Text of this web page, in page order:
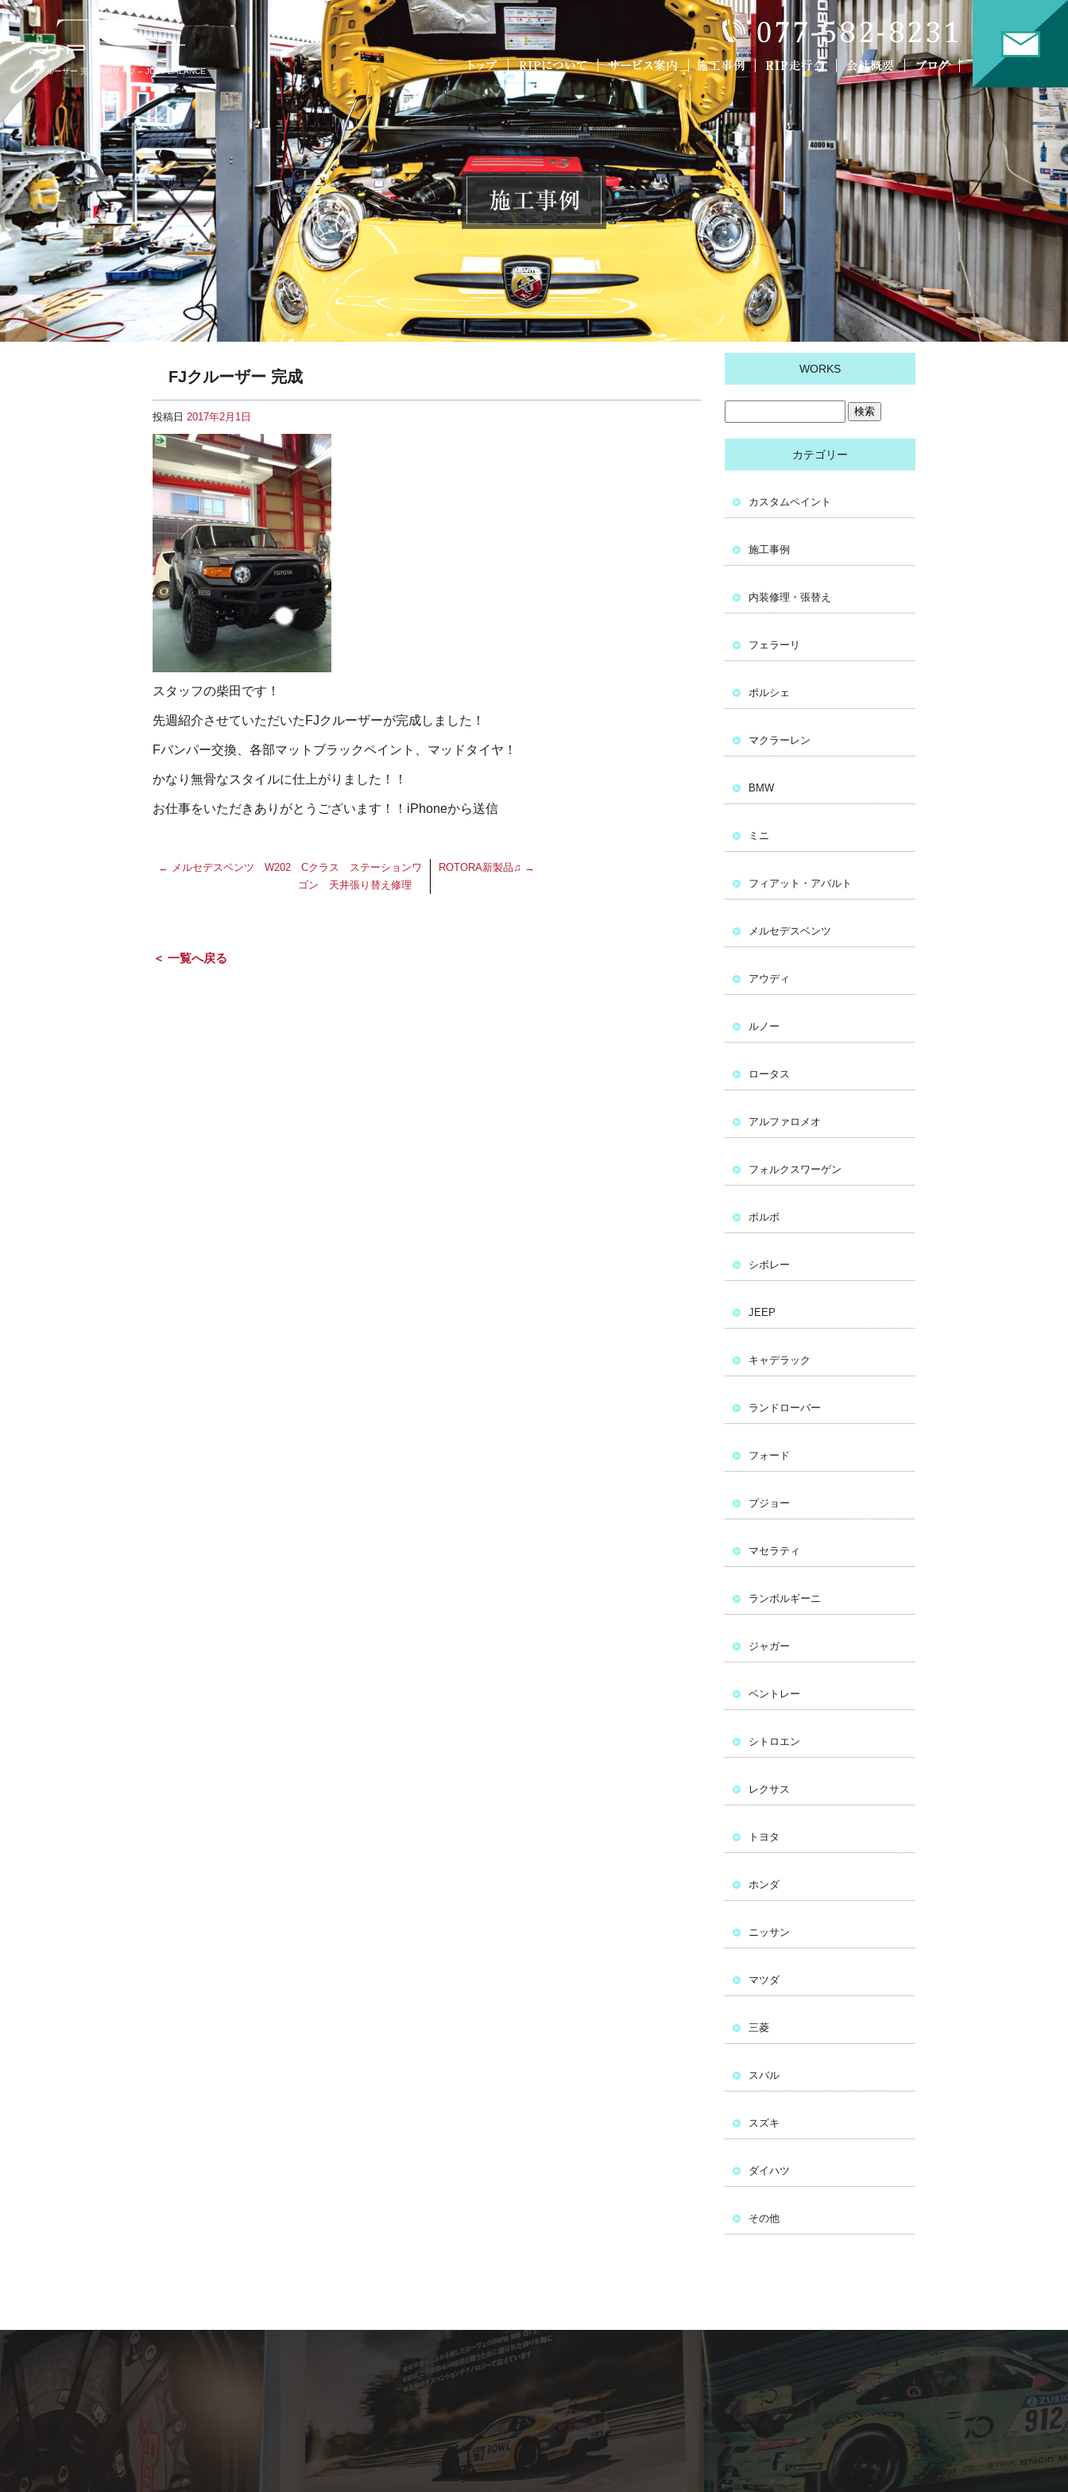
FJクルーザー 完成|RIPリップ – JUST BALANCE
FJクルーザー 完成
投稿日 2017年2月1日
スタッフの柴田です！
先週紹介させていただいたFJクルーザーが完成しました！
Fバンパー交換、各部マットブラックペイント、マッドタイヤ！
かなり無骨なスタイルに仕上がりました！！
お仕事をいただきありがとうございます！！iPhoneから送信
← メルセデスベンツ W202 Cクラス ステーションワ
ゴン 天井張り替え修理
ROTORA新製品♫ →
＜ 一覧へ戻る
WORKS
カテゴリー
カスタムペイント
施工事例
内装修理・張替え
フェラーリ
ポルシェ
マクラーレン
BMW
ミニ
フィアット・アバルト
メルセデスベンツ
アウディ
ルノー
ロータス
アルファロメオ
フォルクスワーゲン
ボルボ
シボレー
JEEP
キャデラック
ランドローバー
フォード
プジョー
マセラティ
ランボルギーニ
ジャガー
ベントレー
シトロエン
レクサス
トヨタ
ホンダ
ニッサン
マツダ
三菱
スバル
スズキ
ダイハツ
その他